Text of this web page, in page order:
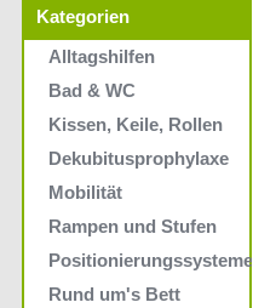
Kategorien
Alltagshilfen
Bad & WC
Kissen, Keile, Rollen
Dekubitusprophylaxe
Mobilität
Rampen und Stufen
Positionierungssysteme
Rund um's Bett